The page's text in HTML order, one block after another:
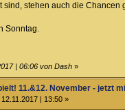
sind, stehen auch die
Sonntag.
| 06:06 von Dash»
11.&12. November - jetzt
12.11.2017 | 13:50 »